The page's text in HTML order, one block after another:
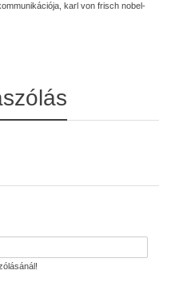
karl von frisch nobel-